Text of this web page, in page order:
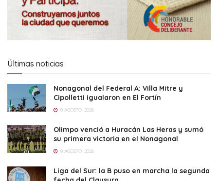
Últimas noticias
Nonagonal del Federal A: Villa Mitre y
Cipolletti igualaron en El Fortín
8 AGOSTO, 2026
Olimpo venció a Huracán Las Heras y sumó
su primera victoria en el Nonagonal
8 AGOSTO, 2026
Liga del Sur: la B puso en marcha la segunda